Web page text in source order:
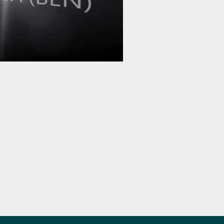
la
vidéo